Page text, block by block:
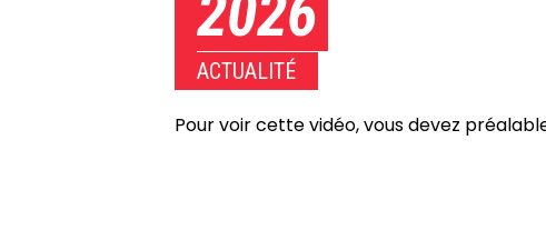
ACTUALITÉ
Pour voir cette vidéo, vous devez